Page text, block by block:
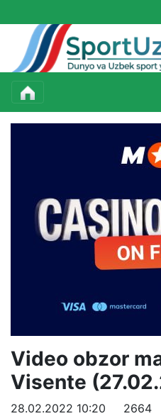
Video obzor
Visente
28.02.2022 10:20 2664